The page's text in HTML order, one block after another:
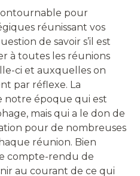
pour
réunissant vos
de savoir s’il est
à toutes les réunions
ci et auxquelles on
par réflexe. La
notre époque qui est
mais qui a le don de
pour de nombreuses
réunion. Bien
compte-rendu de
au courant de ce qui